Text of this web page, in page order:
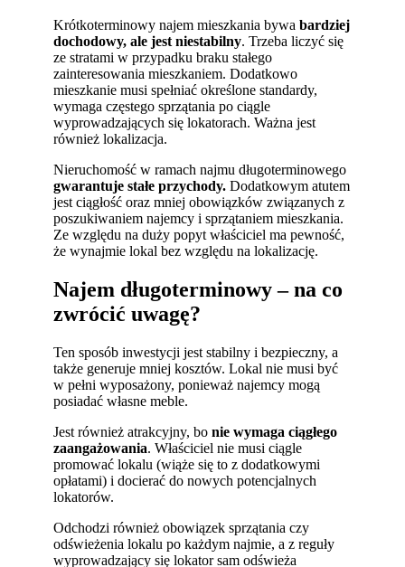
Krótkoterminowy najem mieszkania bywabardziej
dochodowy, ale jest niestabilny. Trzeba liczyć się
ze stratami w przypadku braku stałego
zainteresowania mieszkaniem. Dodatkowo
mieszkanie musi spełniać określone standardy,
wymaga częstego sprzątania po ciągle
wyprowadzających się lokatorach. Ważna jest
również lokalizacja.
Nieruchomość w ramach najmu długoterminowego
gwarantuje stałe przychody. Dodatkowym atutem
jest ciągłość oraz mniej obowiązków związanych z
poszukiwaniem najemcy i sprzątaniem mieszkania.
Ze względu na duży popyt właściciel ma pewność,
że wynajmie lokal bez względu na lokalizację.
Najem długoterminowy – na co
zwrócić uwagę?
Ten sposób inwestycji jest stabilny i bezpieczny, a
także generuje mniej kosztów. Lokal nie musi być
w pełni wyposażony, ponieważ najemcy mogą
posiadać własne meble.
Jest również atrakcyjny, bo nie wymaga ciągłego
zaangażowania. Właściciel nie musi ciągle
promować lokalu (wiąże się to z dodatkowymi
opłatami) i docierać do nowych potencjalnych
lokatorów.
Odchodzi również obowiązek sprzątania czy
odświeżenia lokalu po każdym najmie, a z reguły
wyprowadzający się lokator sam odświeża